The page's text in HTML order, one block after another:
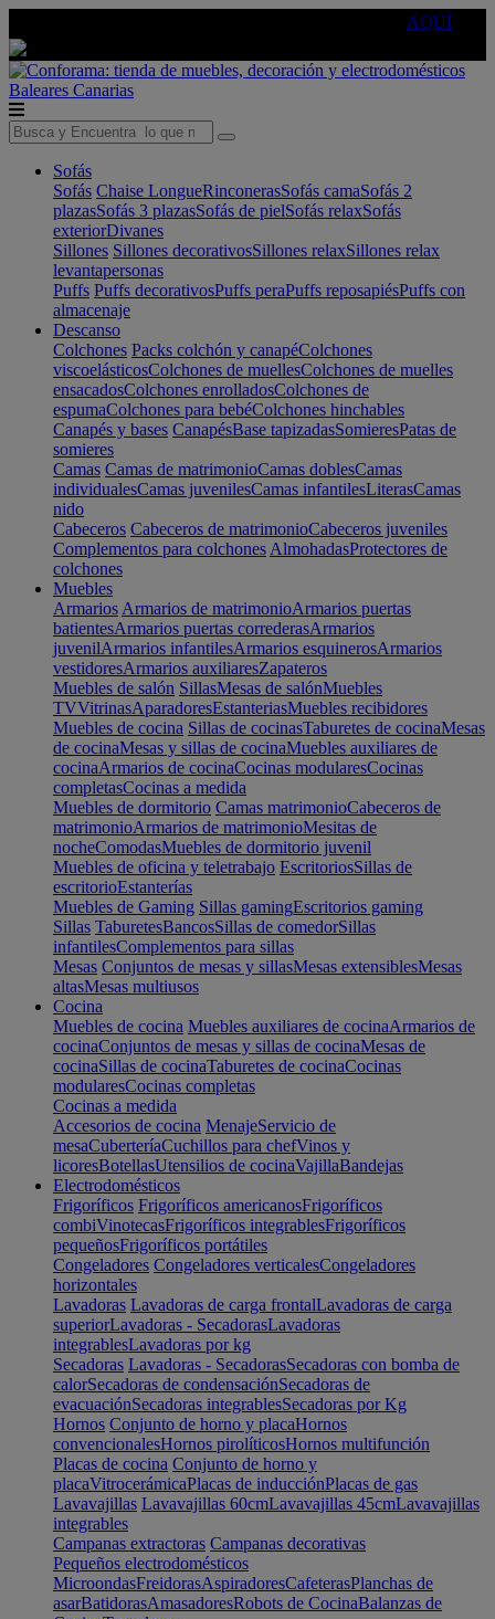
AQUÍ
Baleares Canarias
Sofás
Sofás Chaise LongueRinconerasSofás camaSofás 2
plazasSofás 3 plazasSofás de pielSofás relaxSofás
exteriorDivanes
Sillones Sillones decorativosSillones relaxSillones relax
levantapersonas
Puffs Puffs decorativosPuffs peraPuffs reposapiésPuffs con
almacenaje
Descanso
Colchones Packs colchón y canapéColchones
viscoelásticosColchones de muellesColchones de muelles
ensacadosColchones enrolladosColchones de
espumaColchones para bebéColchones hinchables
Canapés y bases CanapésBase tapizadasSomieresPatas de
somieres
Camas Camas de matrimonioCamas doblesCamas
individualesCamas juvenilesCamas infantilesLiterasCamas
nido
Cabeceros Cabeceros de matrimonioCabeceros juveniles
Complementos para colchones AlmohadasProtectores de
colchones
Muebles
Armarios Armarios de matrimonioArmarios puertas
batientesArmarios puertas correderasArmarios
juvenilArmarios infantilesArmarios esquinerosArmarios
vestidoresArmarios auxiliaresZapateros
Muebles de salón SillasMesas de salónMuebles
TVVitrinasAparadoresEstanteriasMuebles recibidores
Muebles de cocina Sillas de cocinasTaburetes de cocinaMesas
de cocinaMesas y sillas de cocinaMuebles auxiliares de
cocinaArmarios de cocinaCocinas modularesCocinas
completasCocinas a medida
Muebles de dormitorio Camas matrimonioCabeceros de
matrimonioArmarios de matrimonioMesitas de
nocheComodasMuebles de dormitorio juvenil
Muebles de oficina y teletrabajo EscritoriosSillas de
escritorioEstanterías
Muebles de Gaming Sillas gamingEscritorios gaming
Sillas TaburetesBancosSillas de comedorSillas
infantilesComplementos para sillas
Mesas Conjuntos de mesas y sillasMesas extensiblesMesas
altasMesas multiusos
Cocina
Muebles de cocina Muebles auxiliares de cocinaArmarios de
cocinaConjuntos de mesas y sillas de cocinaMesas de
cocinaSillas de cocinaTaburetes de cocinaCocinas
modularesCocinas completas
Cocinas a medida
Accesorios de cocina MenajeServicio de
mesaCuberteríaCuchillos para chefVinos y
licoresBotellasUtensilios de cocinaVajillaBandejas
Electrodomésticos
Frigoríficos Frigoríficos americanosFrigoríficos
combiVinotecasFrigoríficos integrablesFrigoríficos
pequeñosFrigoríficos portátiles
Congeladores Congeladores verticalesCongeladores
horizontales
Lavadoras Lavadoras de carga frontalLavadoras de carga
superiorLavadoras - SecadorasLavadoras
integrablesLavadoras por kg
Secadoras Lavadoras - SecadorasSecadoras con bomba de
calorSecadoras de condensaciónSecadoras de
evacuaciónSecadoras integrablesSecadoras por Kg
Hornos Conjunto de horno y placaHornos
convencionalesHornos pirolíticosHornos multifunción
Placas de cocina Conjunto de horno y
placaVitrocerámicaPlacas de inducciónPlacas de gas
Lavavajillas Lavavajillas 60cmLavavajillas 45cmLavavajillas
integrables
Campanas extractoras Campanas decorativas
Pequeños electrodomésticos
MicroondasFreidorasAspiradoresCafeterasPlanchas de
asarBatidorasAmasadoresRobots de CocinaBalanzas de